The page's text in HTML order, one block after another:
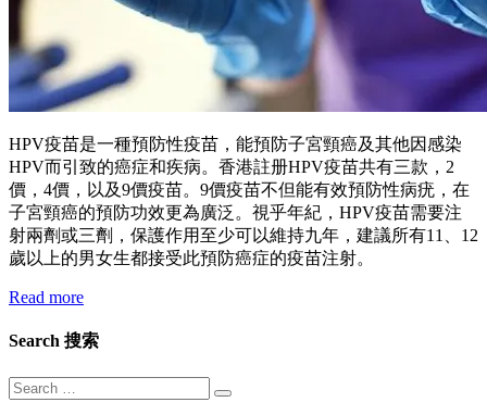
HPV疫苗是一種預防性疫苗，能預防子宮頸癌及其他因感染
HPV而引致的癌症和疾病。香港註册HPV疫苗共有三款，2
價，4價，以及9價疫苗。9價疫苗不但能有效預防性病疣，在
子宮頸癌的預防功效更為廣泛。視乎年紀，HPV疫苗需要注
射兩劑或三劑，保護作用至少可以維持九年，建議所有11、12
歲以上的男女生都接受此預防癌症的疫苗注射。
Read more
Search 搜索